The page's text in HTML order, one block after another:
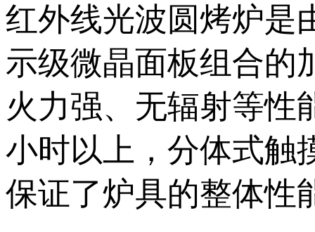
红外线光波圆烤炉是
示级微晶面板组合的
火力强、无辐射等性
小时以上，分体式触
保证了炉具的整体性